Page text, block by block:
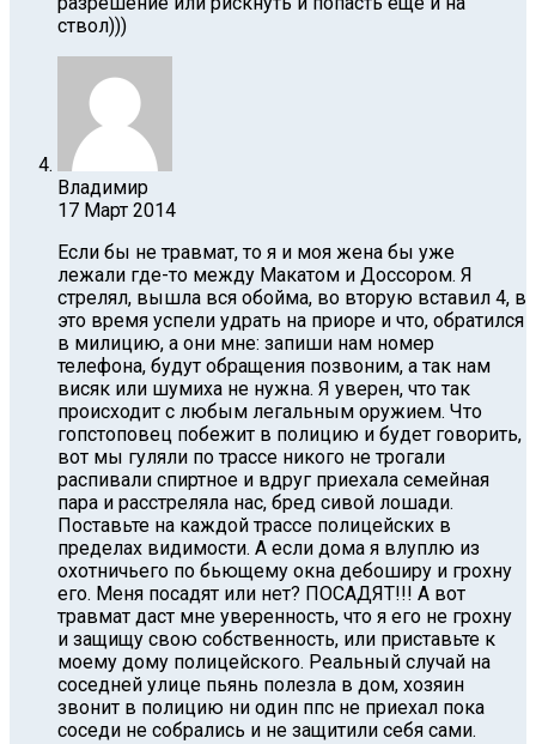
ствол)))
Владимир
17 Март 2014
Если бы не травмат, то я и моя жена бы уже
лежали где-то между Макатом и Доссором. Я
стрелял, вышла вся обойма, во вторую вставил 4, в
это время успели удрать на приоре и что, обратился
в милицию, а они мне: запиши нам номер
телефона, будут обращения позвоним, а так нам
висяк или шумиха не нужна. Я уверен, что так
происходит с любым легальным оружием. Что
гопстоповец побежит в полицию и будет говорить,
вот мы гуляли по трассе никого не трогали
распивали спиртное и вдруг приехала семейная
пара и расстреляла нас, бред сивой лошади.
Поставьте на каждой трассе полицейских в
пределах видимости. А если дома я влуплю из
охотничьего по бьющему окна дебоширу и грохну
его. Меня посадят или нет? ПОСАДЯТ!!! А вот
травмат даст мне уверенность, что я его не грохну
и защищу свою собственность, или приставьте к
моему дому полицейского. Реальный случай на
соседней улице пьянь полезла в дом, хозяин
звонит в полицию ни один ппс не приехал пока
соседи не собрались и не защитили себя сами.